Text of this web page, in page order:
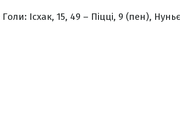
Голи: Ісхак, 15, 49 – Піцці, 9 (пен),